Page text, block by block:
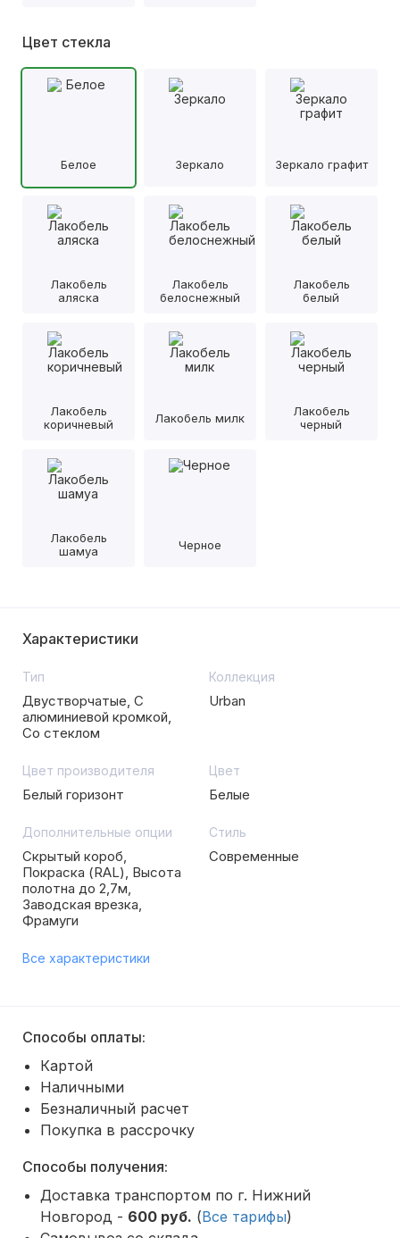
Цвет стекла
Белое Зеркало Зеркало графит
Лакобель
аляска
Лакобель
белоснежный
Лакобель
белый
Лакобель
коричневый
Лакобель милк
Лакобель
черный
Лакобель
шамуа
Черное
Характеристики
Тип
Двустворчатые, С
алюминиевой кромкой,
Со стеклом
Коллекция
Urban
Цвет производителя
Белый горизонт
Цвет
Белые
Дополнительные опции
Скрытый короб,
Покраска (RAL), Высота
полотна до 2,7м,
Заводская врезка,
Фрамуги
Стиль
Современные
Все характеристики
Способы оплаты:
Картой
Наличными
Безналичный расчет
Покупка в рассрочку
Способы получения:
Доставка транспортом по г. Нижний
Новгород - 600 руб. (Все тарифы)